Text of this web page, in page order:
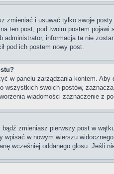
zmieniać i usuwać tylko swoje
ten post, pod twoim postem
administrator, informacja ta nie
pod ich postem nowy post.
w panelu zarządzania kontem.
wszystkich swoich postów,
wiadomości zaznaczenie z
zmieniasz pierwszy post w
wpisać w nowym wierszu
wcześniej oddanego głosu. Jeśli